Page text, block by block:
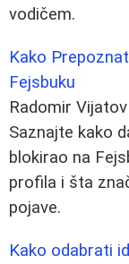
vodičem.
Kako
Fejsbuku
Radomir Vijatov
Saznajte kako
blokirao na
profila i šta
pojave.
Kako odabrati